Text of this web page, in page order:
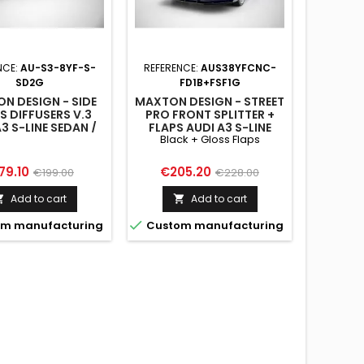
AU-S3-8YF-S-
SD2G
DESIGN - SIDE
DIFFUSERS V.3
S-LINE SEDAN /
Regular
price
€199.00
Add to cart
manufacturing
REFERENCE: AUS38YFCNC-
FD1B+FSF1G
MAXTON DESIGN - STREET
PRO FRONT SPLITTER +
FLAPS AUDI A3 S-LINE
SEDAN / S3 SEDAN 8Y
FLAPS
Black + Gloss Flaps
Price
€205.20 Regular
price
€228.00
 Add to cart
 Custom manufacturing